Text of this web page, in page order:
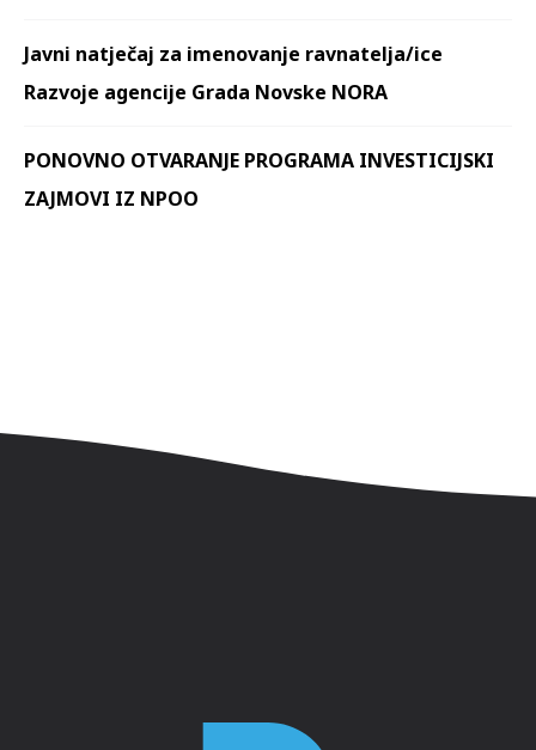
Javni natječaj za imenovanje ravnatelja/ice
Razvoje agencije Grada Novske NORA
PONOVNO OTVARANJE PROGRAMA INVESTICIJSKI
ZAJMOVI IZ NPOO